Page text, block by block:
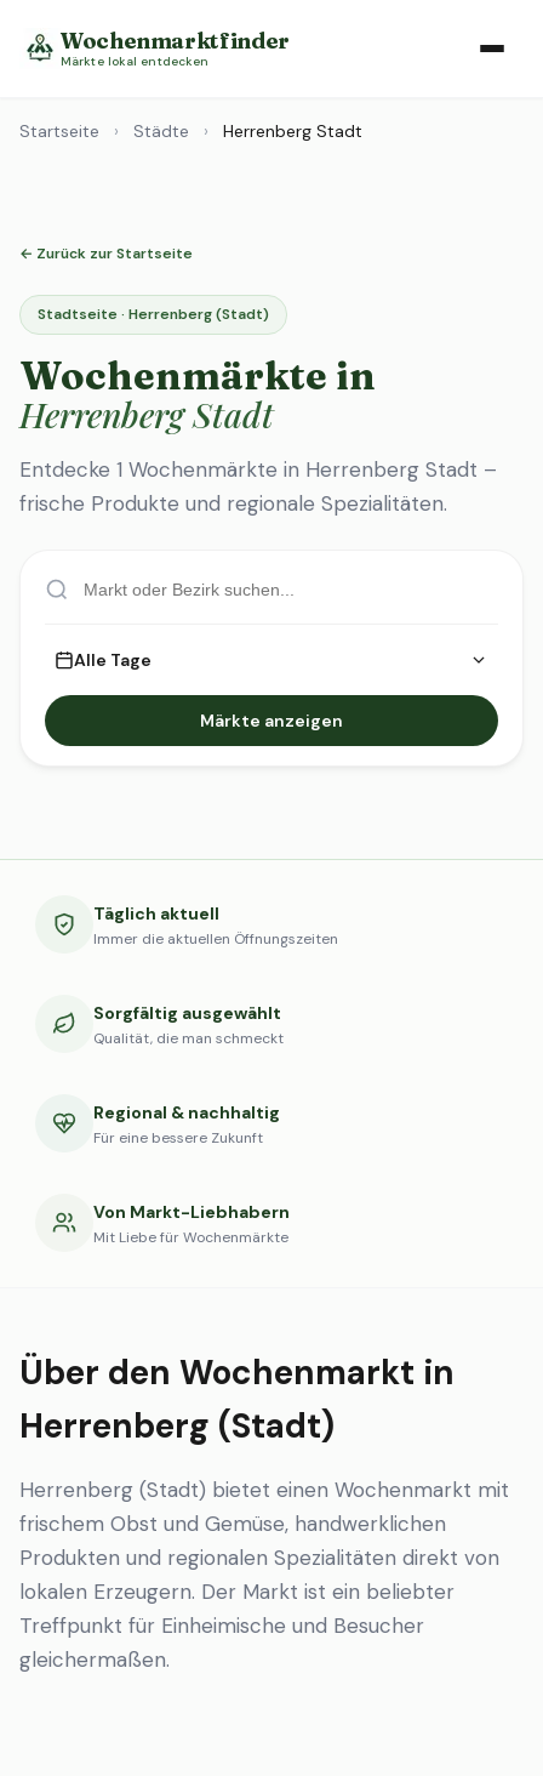
Wochenmarktfinder
Märkte lokal entdecken
Startseite › Städte › Herrenberg Stadt
← Zurück zur Startseite
Stadtseite · Herrenberg (Stadt)
Wochenmärkte in
Herrenberg Stadt
Entdecke 1 Wochenmärkte in Herrenberg Stadt –
frische Produkte und regionale Spezialitäten.
Alle Tage
Märkte anzeigen
Täglich aktuell
Immer die aktuellen Öffnungszeiten
Sorgfältig ausgewählt
Qualität, die man schmeckt
Regional & nachhaltig
Für eine bessere Zukunft
Von Markt-Liebhabern
Mit Liebe für Wochenmärkte
Über den Wochenmarkt in
Herrenberg (Stadt)
Herrenberg (Stadt) bietet einen Wochenmarkt mit
frischem Obst und Gemüse, handwerklichen
Produkten und regionalen Spezialitäten direkt von
lokalen Erzeugern. Der Markt ist ein beliebter
Treffpunkt für Einheimische und Besucher
gleichermaßen.